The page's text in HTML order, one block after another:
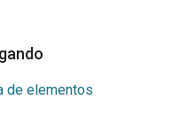
de elementos